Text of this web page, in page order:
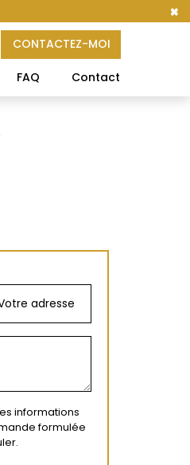
×
CONTACTEZ-MOI
FAQ Contact
informations
formulée